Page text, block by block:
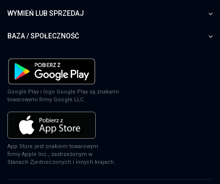
WYMIEŃ LUB SPRZEDAJ
BAZA / SPOŁECZNOŚĆ
Google Play i logo Google Play są znakami
towarowymi firmy Google LLC.
App Store jest znakiem towarowym
firmy Apple Inc., zastrzeżonym w
Stanach Zjednoczonych i innych krajach.